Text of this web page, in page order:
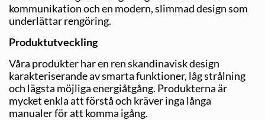
kommunikation och en modern, slimmad design som
underlättar rengöring.
Produktutveckling
Våra produkter har en ren skandinavisk design
karakteriserande av smarta funktioner, låg strålning
och lägsta möjliga energiåtgång. Produkterna är
mycket enkla att förstå och kräver inga långa
manualer för att komma igång.